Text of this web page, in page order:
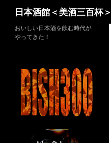
日本酒館＜美酒三百杯＞
おいしい日本酒を飲む時代が
やってきた！